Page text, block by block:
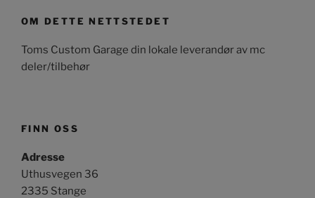
OM DETTE NETTSTEDET
Toms Custom Garage din lokale leverandør av mc
deler/tilbehør
FINN OSS
Adresse
Uthusvegen 36
2335 Stange